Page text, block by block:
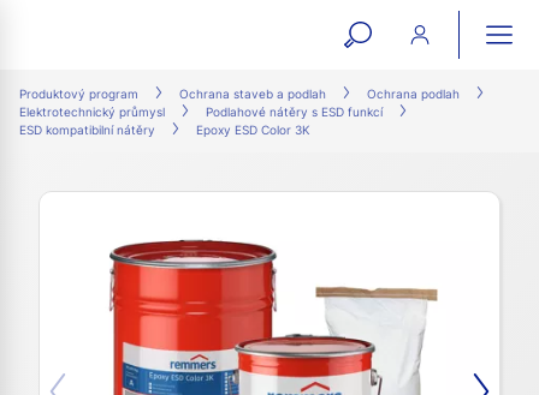
open
search
Produktový program Ochrana staveb a podlah
Ochrana podlah
Elektrotechnický průmysl
Podlahové nátěry s ESD funkcí
ESD kompatibilní nátěry
Epoxy ESD Color 3K